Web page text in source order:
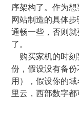
序架构了。作为
网站制造的具体
通畅一些，否则
了。
购买家机的时刻
份，假设没有备
用），假设你的
里云，西部数字都